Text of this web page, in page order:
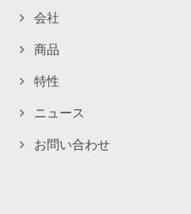
会社
商品
特性
ニュース
お問い合わせ